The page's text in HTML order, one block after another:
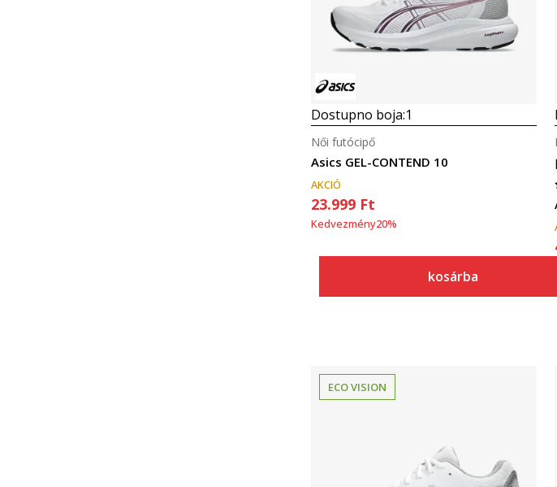
Dostupno boja:1
Asics GEL-CONTEND 10
Női futócipő
AKCIÓ
23.999 Ft
Kedvezmény20%
kosárba
Összehasonlítás
ECO VISION